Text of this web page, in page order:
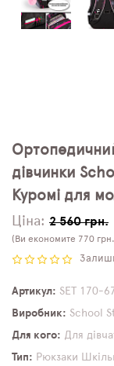
дівчинки
Куромі для
Ціна: 2 560 грн.
(Ви економите 770
Артикул
SET 170-
Виробник
School
Для кого
Для
Тип
Рюкзаки